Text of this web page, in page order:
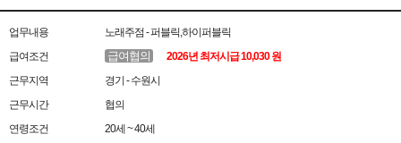
업무내용
노래주점 - 퍼블릭,하이퍼블릭
급여조건
급여협의
2026년 최저시급 10,030 원
근무지역
경기 - 수원시
근무시간
협의
연령조건
20세 ~ 40세